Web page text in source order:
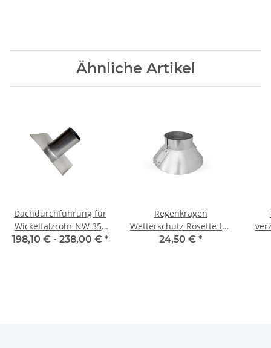
Ähnliche Artikel
Dachdurchführung für
Wickelfalzrohr NW 355
mm 0°-45° einseitig
198,10 € - 238,00 € *
Regenkragen
Wetterschutz Rosette für
Rohr NW100 - 630
24,50 € *